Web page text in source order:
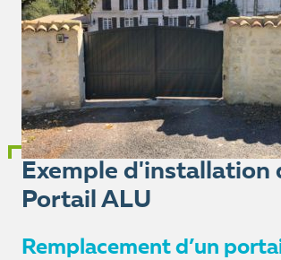
Exemple d'installation
Portail ALU
Remplacement d’un